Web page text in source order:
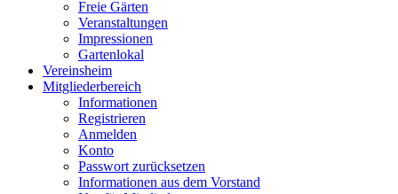
Freie Gärten
Veranstaltungen
Impressionen
Gartenlokal
Vereinsheim
Mitgliederbereich
Informationen
Registrieren
Anmelden
Konto
Passwort zurücksetzen
Informationen aus dem Vorstand